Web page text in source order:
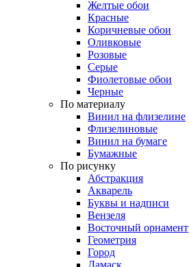
Желтые обои
Красные
Коричневые обои
Оливковые
Розовые
Серые
Фиолетовые обои
Черные
По материалу
Винил на флизелине
Флизелиновые
Винил на бумаге
Бумажные
По рисунку
Абстракция
Акварель
Буквы и надписи
Вензеля
Восточный орнамент
Геометрия
Город
Дамаск